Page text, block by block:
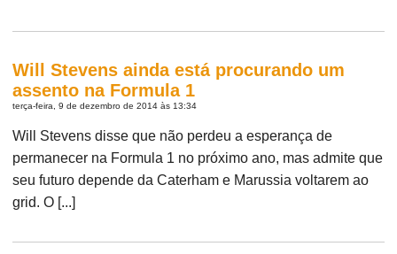
Will Stevens ainda está procurando um
assento na Formula 1
terça-feira, 9 de dezembro de 2014 às 13:34
Will Stevens disse que não perdeu a esperança de
permanecer na Formula 1 no próximo ano, mas admite que
seu futuro depende da Caterham e Marussia voltarem ao
grid. O [...]